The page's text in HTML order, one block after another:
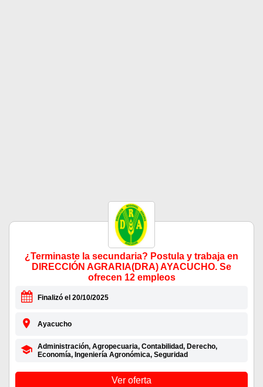
¿Terminaste la secundaria? Postula y trabaja en
DIRECCIÓN AGRARIA(DRA) AYACUCHO. Se
ofrecen 12 empleos
Finalizó el 20/10/2025
Ayacucho
Administración, Agropecuaria, Contabilidad, Derecho,
Economía, Ingeniería Agronómica, Seguridad
Ver oferta